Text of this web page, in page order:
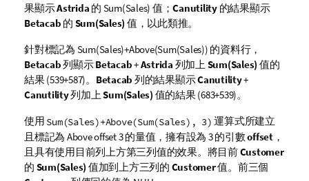
果顯示Astrida 的 Sum(Sales) 值；Canutility的結果顯示
Betacab 的 Sum(Sales) 值，以此類推。
針對標記為 Sum(Sales)+Above(Sum(Sales)) 的資料行，
Betacab列顯示Betacab+Astrida 列加上Sum(Sales) 值的
結果 (539+587)。 Betacab 列的結果顯示Canutility+
Canutility列加上Sum(Sales) 值的結果 (683+539)。
使用 Sum(Sales)+Above(Sum(Sales), 3) 運算式所建立
且標記為 Above offset 3的量值，擁有設為 3的引數offset，
且具有使用目前列上方第三列值的效果。將目前Customer
的 Sum(Sales) 值加到上方三列的 Customer值。前三個